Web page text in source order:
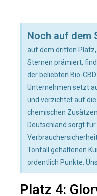
Noch auf dem
auf dem dritten
Sternen prämiert,
der beliebten Bio-
Unternehmen setzt
und verzichtet auf
chemischen
Deutschland sorgt
Tonfall gehaltenen
ordentlich Punkte.
Platz 4: